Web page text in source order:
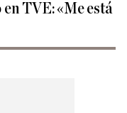
TVE: «Me está